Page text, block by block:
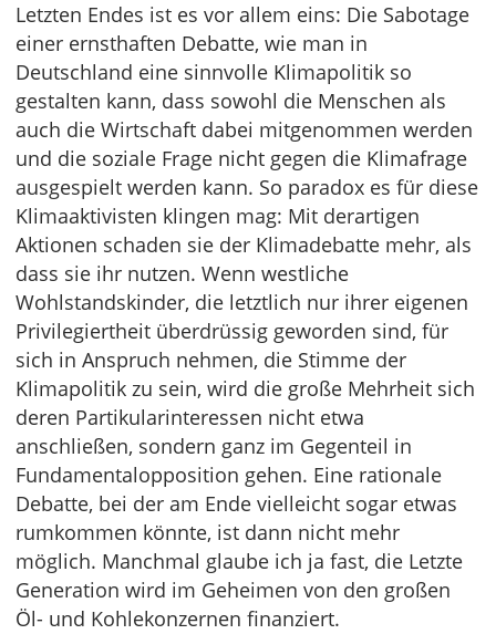
Letzten Endes ist es vor allem eins: Die Sabotage
einer ernsthaften Debatte, wie man in
Deutschland eine sinnvolle Klimapolitik so
gestalten kann, dass sowohl die Menschen als
auch die Wirtschaft dabei mitgenommen werden
und die soziale Frage nicht gegen die Klimafrage
ausgespielt werden kann. So paradox es für diese
Klimaaktivisten klingen mag: Mit derartigen
Aktionen schaden sie der Klimadebatte mehr, als
dass sie ihr nutzen. Wenn westliche
Wohlstandskinder, die letztlich nur ihrer eigenen
Privilegiertheit überdrüssig geworden sind, für
sich in Anspruch nehmen, die Stimme der
Klimapolitik zu sein, wird die große Mehrheit sich
deren Partikularinteressen nicht etwa
anschließen, sondern ganz im Gegenteil in
Fundamentalopposition gehen. Eine rationale
Debatte, bei der am Ende vielleicht sogar etwas
rumkommen könnte, ist dann nicht mehr
möglich. Manchmal glaube ich ja fast, die Letzte
Generation wird im Geheimen von den großen
Öl- und Kohlekonzernen finanziert.